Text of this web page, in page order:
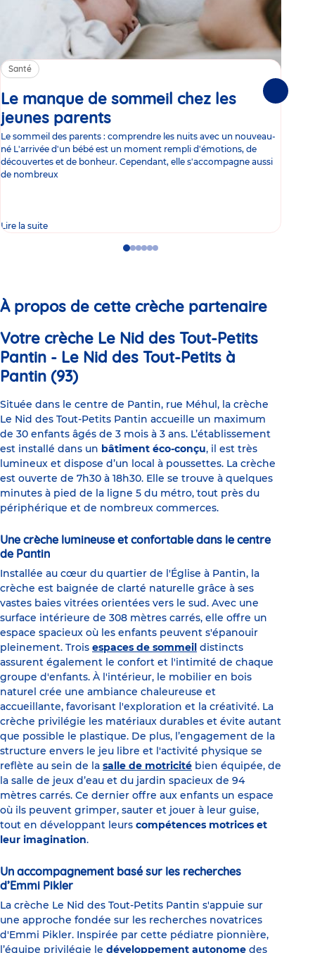
Santé
Le manque de sommeil chez les
jeunes parents
Le sommeil des parents : comprendre les nuits avec un nouveau-
né L'arrivée d'un bébé est un moment rempli d'émotions, de
découvertes et de bonheur. Cependant, elle s'accompagne aussi
de nombreux
Lire la suite
GoGoGoGo
GoGo
À propos de cette crèche partenaire
Votre crèche Le Nid des Tout-Petits
Pantin - Le Nid des Tout-Petits à
Pantin (93)
Située dans le centre de Pantin, rue Méhul, la crèche
Le Nid des Tout-Petits Pantin accueille un maximum
de 30 enfants âgés de 3 mois à 3 ans. L’établissement
est installé dans un bâtiment éco-conçu, il est très
lumineux et dispose d’un local à poussettes. La crèche
est ouverte de 7h30 à 18h30. Elle se trouve à quelques
minutes à pied de la ligne 5 du métro, tout près du
périphérique et de nombreux commerces.
Une crèche lumineuse et confortable dans le centre
de Pantin
Installée au cœur du quartier de l'Église à Pantin, la
crèche est baignée de clarté naturelle grâce à ses
vastes baies vitrées orientées vers le sud. Avec une
surface intérieure de 308 mètres carrés, elle offre un
espace spacieux où les enfants peuvent s'épanouir
pleinement. Trois espaces de sommeil distincts
assurent également le confort et l'intimité de chaque
groupe d'enfants. À l'intérieur, le mobilier en bois
naturel crée une ambiance chaleureuse et
accueillante, favorisant l'exploration et la créativité. La
crèche privilégie les matériaux durables et évite autant
que possible le plastique. De plus, l’engagement de la
structure envers le jeu libre et l'activité physique se
reflète au sein de la salle de motricité bien équipée, de
la salle de jeux d’eau et du jardin spacieux de 94
mètres carrés. Ce dernier offre aux enfants un espace
où ils peuvent grimper, sauter et jouer à leur guise,
tout en développant leurs compétences motrices et
leur imagination.
Un accompagnement basé sur les recherches
d’Emmi Pikler
La crèche Le Nid des Tout-Petits Pantin s'appuie sur
une approche fondée sur les recherches novatrices
d'Emmi Pikler. Inspirée par cette pédiatre pionnière,
l’équipe privilégie le développement autonome des